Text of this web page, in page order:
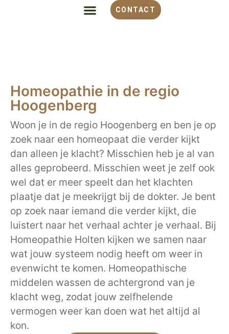
CONTACT
Homeopathie in de regio
Hoogenberg
Woon je in de regio Hoogenberg en ben je op
zoek naar een homeopaat die verder kijkt
dan alleen je klacht? Misschien heb je al van
alles geprobeerd. Misschien weet je zelf ook
wel dat er meer speelt dan het klachten
plaatje dat je meekrijgt bij de dokter. Je bent
op zoek naar iemand die verder kijkt, die
luistert naar het verhaal achter je verhaal. Bij
Homeopathie Holten kijken we samen naar
wat jouw systeem nodig heeft om weer in
evenwicht te komen. Homeopathische
middelen wassen de achtergrond van je
klacht weg, zodat jouw zelfhelende
vermogen weer kan doen wat het altijd al
kon.